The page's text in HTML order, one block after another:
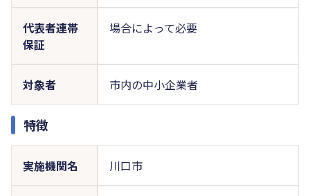
代表者連帯
保証
場合によって必要
対象者 市内の中小企業者
特徴
実施機関名 川口市